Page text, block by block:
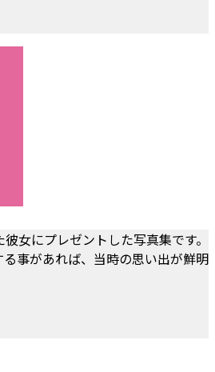
女にプレゼントした写真集です。
事があれば、当時の思い出が鮮明